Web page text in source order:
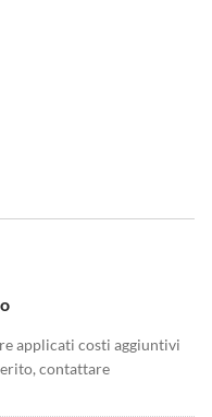
applicati costi aggiuntivi
contattare